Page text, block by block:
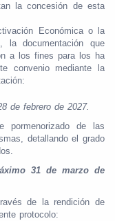
la concesión de esta
Económica o la
la documentación que
a los fines para los ha
convenio mediante la
de febrero de 2027.
pormenorizado de las
detallando el grado
31 de marzo de
de la rendición de
protocolo: